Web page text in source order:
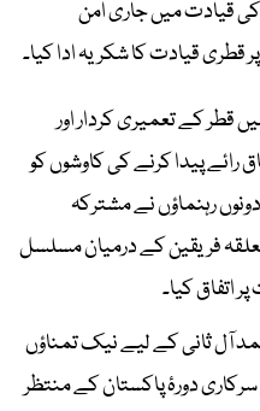
قیادت میں جاری امن
قطری قیادت کا شکریہ ادا کیا۔
قطر کے تعمیری کردار اور
رائے پیدا کرنے کی کاوشوں کو
رہنماؤں نے مشترکہ
فریقین کے درمیان مسلسل
اتفاق کیا۔
آل ثانی کے لیے نیک تمناؤں
دورۂ پاکستان کے منتظر